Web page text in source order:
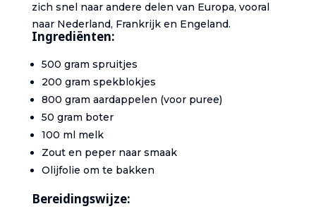
zich snel naar andere delen van Europa, vooral
naar Nederland, Frankrijk en Engeland.
Ingrediënten:
500 gram spruitjes
200 gram spekblokjes
800 gram aardappelen (voor puree)
50 gram boter
100 ml melk
Zout en peper naar smaak
Olijfolie om te bakken
Bereidingswijze: